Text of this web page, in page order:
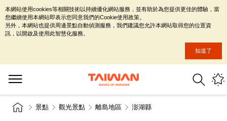
景點 觀光景點 離島地區 澎湖縣
本網站使用cookies等相關技術以持續優化網站服務，並有助於為您提供更佳的體驗，當
您繼續使用本網站即表示您同意我們的Cookie使用政策。
另外，本網站也提供周邊景點自動偵測服務，我們建議您允許本網站取得您的位置資
訊，以開啟及使用此智慧化服務。
知道了